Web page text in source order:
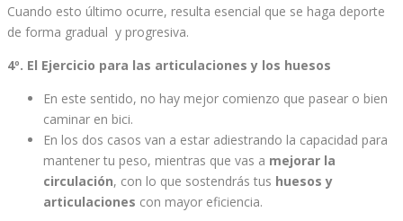
Cuando esto último ocurre, resulta esencial que se haga deporte
de forma gradual y progresiva.
4º. El Ejercicio para las articulaciones y los huesos
En este sentido, no hay mejor comienzo que pasear o bien
caminar en bici.
En los dos casos van a estar adiestrando la capacidad para
mantener tu peso, mientras que vas a mejorar la
circulación, con lo que sostendrás tus huesos y
articulaciones con mayor eficiencia.